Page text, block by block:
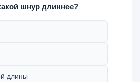
шнур длиннее?
длины